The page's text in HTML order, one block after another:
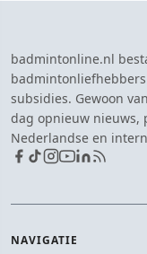
badmintonline.nl
subsidies. Gewoon
dag opnieuw nieuws,
Nederlandse en
NAVIGATIE